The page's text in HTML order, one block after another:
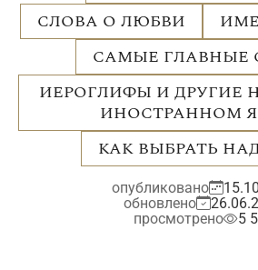
СЛОВА О ЛЮБВИ
САМЫЕ ГЛАВНЫЕ
ИЕРОГЛИФЫ И ДРУГИЕ
ИНОСТРАННОМ
КАК ВЫБРАТЬ
опубликовано
обновлено
просмотрено
5